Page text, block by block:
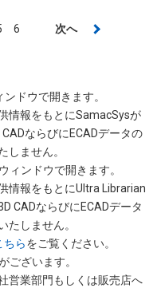
Page
6
次
ジ
次へ
ドウで開きます。
情報をもとにSamacSysが
ならびにECADデータの
しません。
ィンドウで開きます。
情報をもとにUltra Librarian
CADならびにECADデータ
たしません。
ちらをご覧ください。
ございます。
営業部門もしくは販売店へ